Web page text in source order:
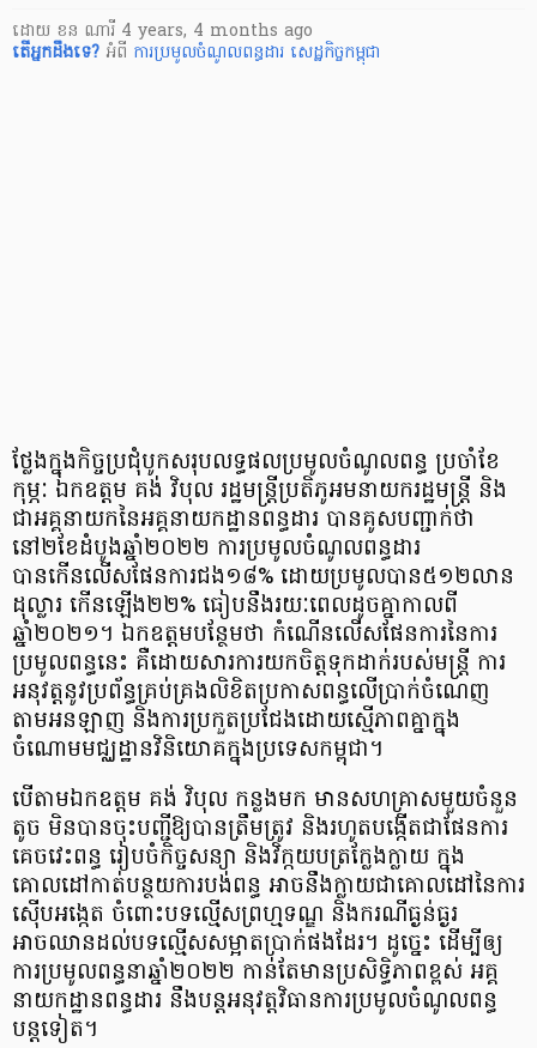
ដោយ ខន ណារី 4 years, 4 months ago
តើ​អ្នក​ដឹងទេ? អំពី ការប្រមូលចំណូលពន្ធដារ សេដ្ឋកិច្ចកម្ពុជា
ថ្លែងក្នុងកិច្ចប្រជុំបូកសរុបលទ្ធផលប្រមូលចំណូលពន្ធ ប្រចាំខែ
កុម្ភៈ ឯកឧត្តម គង់ វិបុល រដ្ឋមន្ត្រីប្រតិភូអមនាយករដ្ឋមន្ត្រី និង
ជាអគ្គនាយកនៃអគ្គនាយកដ្ឋានពន្ធដារ បានគូសបញ្ជាក់ថា
នៅ២ខែដំបូងឆ្នាំ២០២២ ការប្រមូលចំណូលពន្ធដារ
បានកើនលើសផែនការជង១៨% ដោយប្រមូលបាន៥១២លាន
ដុល្លារ កើនឡើង២២% ធៀបនឹងរយៈពេលដូចគ្នាកាលពី
ឆ្នាំ២០២១។ ឯកឧត្តមបន្ថែមថា កំណើនលើសផែនការនៃការ
ប្រមូលពន្ធនេះ គឺដោយសារការយកចិត្តទុកដាក់របស់មន្ត្រី ការ
អនុវត្តនូវប្រព័ន្ធគ្រប់គ្រងលិខិតប្រកាសពន្ធលើប្រាក់ចំណេញ
តាមអនឡាញ និងការប្រកួតប្រជែងដោយស្មើភាពគ្នាក្នុង
ចំណោមមជ្ឈដ្ឋានវិនិយោគក្នុងប្រទេសកម្ពុជា។
បើតាមឯកឧត្តម គង់ វិបុល កន្លងមក មានសហគ្រាសមួយចំនួន
តូច មិនបានចុះបញ្ជីឱ្យបានត្រឹមត្រូវ និងរហូតបង្កើតជាផែនការ
គេចវេះពន្ធ រៀបចំកិច្ចសន្យា និងវិក្កយបត្រក្លែងក្លាយ ក្នុង
គោលដៅកាត់បន្ថយការបង់ពន្ធ អាចនឹងក្លាយជាគោលដៅនៃការ
ស៊ើបអង្កេត ចំពោះបទល្មើសព្រហ្មទណ្ឌ និងករណីធ្ងន់ធ្ងរ
អាចឈានដល់បទល្មើសសម្អាតប្រាក់ផងដែរ។ ដូច្នេះ ដើម្បីឲ្យ
ការប្រមូលពន្ធនាឆ្នាំ២០២២ កាន់តែមានប្រសិទ្ធិភាពខ្ពស់ អគ្គ
នាយកដ្ឋានពន្ធដារ នឹងបន្តអនុវត្តវិធានការប្រមូលចំណូលពន្ធ
បន្តទៀត។